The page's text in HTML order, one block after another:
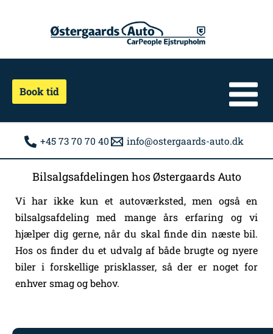
Book tid
+45 73 70 70 40 info@ostergaards-auto.dk
Bilsalgsafdelingen hos Østergaards Auto
Vi har ikke kun et autoværksted, men også en
bilsalgsafdeling med mange års erfaring og vi
hjælper dig gerne, når du skal finde din næste bil.
Hos os finder du et udvalg af både brugte og nyere
biler i forskellige prisklasser, så der er noget for
enhver smag og behov.